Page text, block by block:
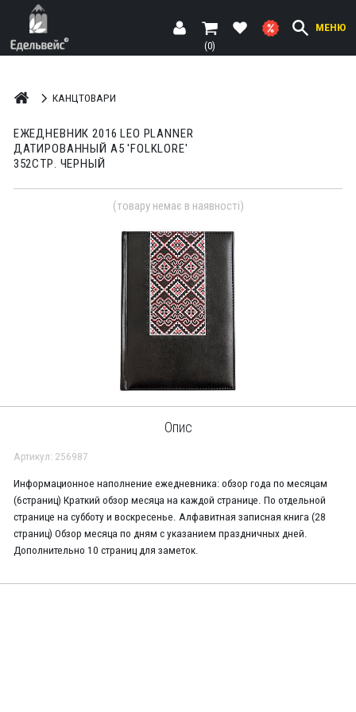
МЕНЮ
(0)
КАНЦТОВАРИ
ЕЖЕДНЕВНИК 2016 LEO PLANNER
ДАТИРОВАННЫЙ А5 'FOLKLORE'
352СТР. ЧЕРНЫЙ
(товару немає в наявності)
Опис
Артикул: 256987
Информационное наполнение ежедневника: обзор года по месяцам
(6страниц) Краткий обзор месяца на каждой странице. По отдельной
странице на субботу и воскресенье. Алфавитная записная книга (28
страниц) Обзор месяца по дням с указанием праздничных дней.
Дополнительно 10 страниц для заметок.